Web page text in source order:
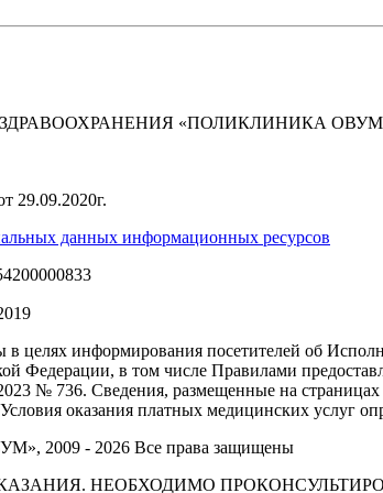
«ПОЛИКЛИНИКА
29.09.2020г.
данных информационных ресурсов
целях информирования посетителей об
Федерации, в том числе Правилами
№ 736. Сведения, размещенные на
Условия оказания платных медицинских услуг
2009 - 2026 Все права защищены
НЕОБХОДИМО